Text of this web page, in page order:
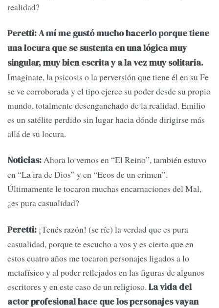
realidad?
Peretti: A mí me gustó mucho hacerlo porque tiene
una locura que se sustenta en una lógica muy
singular, muy bien escrita y a la vez muy solitaria.
Imaginate, la psicosis o la perversión que tiene él en su Fe
se ve corroborada y el tipo ejerce su poder desde su propio
mundo, totalmente desenganchado de la realidad. Emilio
es un satélite perdido sin lugar hacia dónde dirigirse más
allá de su locura.
Noticias:Ahora lo vemos en “El Reino”, también estuvo
en “La ira de Dios” y en “Ecos de un crimen”.
Últimamente le tocaron muchas encarnaciones del Mal,
¿es pura casualidad?
Peretti: ¡Tenés razón! (se ríe) la verdad que es pura
casualidad, porque te escucho a vos y es cierto que en
estos cuatro años me tocaron personajes ligados a lo
metafísico y al poder reflejados en las figuras de algunos
escritores y en este caso de un religioso. La vida del
actor profesional hace que los personajes vayan